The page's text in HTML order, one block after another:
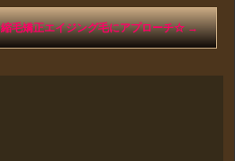
縮毛矯正エイジング毛にアプローチ☆→